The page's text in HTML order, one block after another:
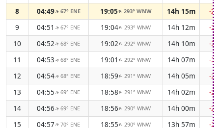
8
04:49↑ 67° ENE 19:05↑ 293° WNW 14h 15m
-
9
04:51 ↑67° ENE 19:04↑293° WNW 14h 12m
-
10
04:52↑68° ENE 19:02↑ 292° WNW 14h 10m
-
11
04:53↑68° ENE 19:01 ↑ 292° WNW 14h 07m
-
12
04:54↑68° ENE 18:59↑ 291° WNW 14h 05m
-
13
04:55↑69° ENE 18:58↑ 291° WNW 14h 02m
-
14
04:56↑69° ENE 18:56↑ 290° WNW 14h 00m
-
15
04:57↑70° ENE 18:55↑ 290° WNW 13h 57m
-